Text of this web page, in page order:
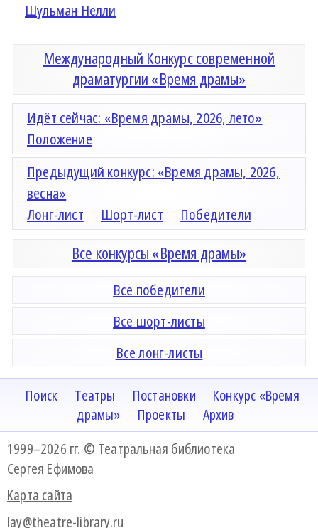
Шульман Нелли
Международный Конкурс современной
драматургии «Время драмы»
Идёт сейчас: «Время драмы, 2026, лето»
Положение
Предыдущий конкурс: «Время драмы, 2026,
весна»
Лонг-лист
Шорт-лист Победители
Все конкурсы «Время драмы»
Все победители
Все шорт-листы
Все лонг-листы
Поиск Театры Постановки
Конкурс «Время
драмы»
Проекты
Архив
1999–2026 гг. © Театральная библиотека
Сергея Ефимова
Карта сайта
lay@theatre-library.ru